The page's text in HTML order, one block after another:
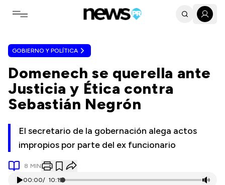
Toggle navigation menu
GOBIERNO Y POLÍTICA
Domenech se querella ante
Justicia y Ética contra
Sebastián Negrón
El secretario de la gobernación alega actos
impropios por parte del ex funcionario
8 MIN
00:00/ 10:19